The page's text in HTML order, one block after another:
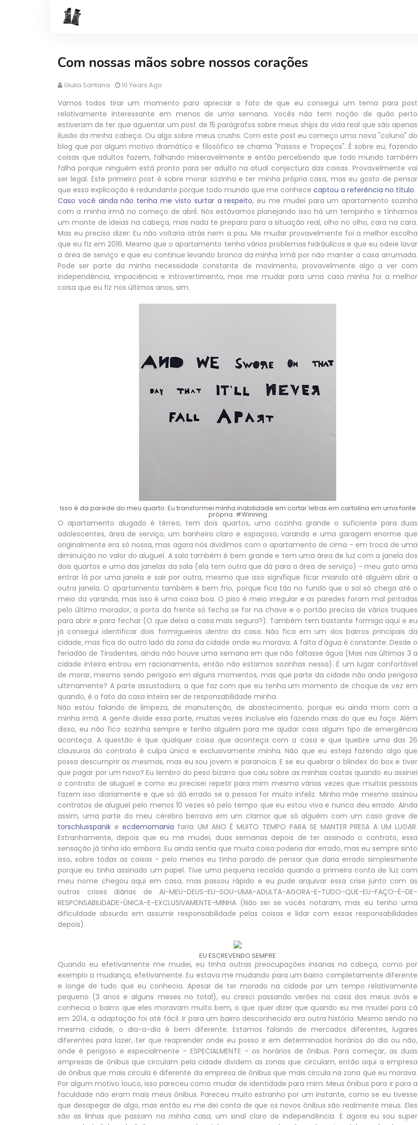
Com nossas mãos sobre nossos corações
Giulia Santana 10 Years Ago
Vamos todos tirar um momento para apreciar o fato de que eu consegui um tema para post
relativamente interessante em menos de uma semana. Vocês não tem noção de quão perto
estiveram de ter que aguentar um post de 15 parágrafos sobre meus ships da vida real que são apenas
ilusão da minha cabeça. Ou algo sobre meus crushs. Com este post eu começo uma nova "coluna" do
blog que por algum motivo dramático e filosófico se chama "Passos e Tropeços". É sobre eu, fazendo
coisas que adultos fazem, falhando miseravelmente e então percebendo que todo mundo também
falha porque ninguém está pronto para ser adulto na atual conjectura das coisas. Provavelmente vai
ser legal. Este primeiro post é sobre morar sozinha e ter minha própria casa, mas eu gosto de pensar
que essa explicação é redundante porque todo mundo que me conhece captou a referência no título.
Caso você ainda não tenha me visto surtar a respeito, eu me mudei para um apartamento sozinha
com a minha irmã no começo de abril. Nós estávamos planejando isso há um tempinho e tínhamos
um monte de ideias na cabeça, mas nada te prepara para a situação real, olho no olho, cara na cara.
Mas eu preciso dizer: Eu não voltaria atrás nem a pau. Me mudar provavelmente foi a melhor escolha
que eu fiz em 2016. Mesmo que o apartamento tenha vários problemas hidráulicos e que eu odeie lavar
a área de serviço e que eu continue levando bronca da minha irmã por não manter a casa arrumada.
Pode ser parte da minha necessidade constante de movimento, provavelmente algo a ver com
independência, impaciência e introvertimento, mas me mudar para uma casa minha foi a melhor
coisa que eu fiz nos últimos anos, sim.
Isso é da parede do meu quarto. Eu transformei minha inabilidade em cortar letras em cartolina em uma fonte
própria. #Winning
O apartamento alugado é térreo, tem dois quartos, uma cozinha grande o suficiente para duas
adolescentes, área de serviço, um banheiro claro e espaçoso, varanda e uma garagem enorme que
originalmente era só nossa, mas agora nós dividimos com o apartamento de cima - em troca de uma
diminuição no valor do aluguel. A sala também é bem grande e tem uma área de luz com a janela dos
dois quartos e uma das janelas da sala (ela tem outra que dá para a área de serviço) - meu gato ama
entrar lá por uma janela e sair por outra, mesmo que isso signifique ficar miando até alguém abrir a
outra janela. O apartamento também é bem frio, porque fica tão no fundo que o sol só chega até o
meio da varanda, mas isso é uma coisa boa. O piso é meio irregular e as paredes foram mal pintadas
pelo último morador, a porta da frente só fecha se for na chave e o portão precisa de vários truques
para abrir e para fechar (O que deixa a casa mais segura?). Também tem bastante formiga aqui e eu
já consegui identificar dois formigueiros dentroda casa. Não fica em um dos bairros principais da
cidade, mas fica do outro lado da zona da cidade onde eu morava. A falta d'água é constante: Desde o
feriadão de Tiradentes, ainda não houve uma semana em que não faltasse água (Mas nas últimas 3 a
cidade inteira entrou em racionamento, então não estamos sozinhas nessa). É um lugar confortável
de morar, mesmo sendo perigoso em alguns momentos, mas que parte da cidade não anda perigosa
ultimamente? A parte assustadora, a que faz com que eu tenha um momento de choque de vez em
quando, é o fato da casa inteira ser de responsabilidade minha.
Não estou falando de limpeza, de manutenção, de abastecimento, porque eu ainda moro com a
minha irmã. A gente divide essa parte, muitas vezes inclusive ela fazendo mais do que eu faço. Além
disso, eu não fico sozinha sempre e tenho alguém para me ajudar caso algum tipo de emergência
aconteça. A questão é que qualquer coisa que aconteça com a casa e que quebre uma das 26
clausuras do contrato é culpa única e exclusivamente minha. Não que eu esteja fazendo algo que
possa descumprir as mesmas, mas eu sou jovem e paranoica. E se eu quebrar o blindex do box e tiver
que pagar por um novo? Eu lembro do peso bizarro que caiu sobre as minhas costas quando eu assinei
o contrato de aluguel e como eu precisei repetir para mim mesma várias vezes que muitas pessoas
fazem isso diariamente e que só dá errado se a pessoa for muito infeliz. Minha mãe mesmo assinou
contratos de aluguel pelo menos 10 vezes só pelo tempo que eu estou viva e nunca deu errado. Ainda
assim, uma parte do meu cérebro berrava em um clamor que só alguém com um caso grave de
torschlusspanik e ecdemomania faria: UM ANO É MUITO TEMPO PARA SE MANTER PRESA A UM LUGAR.
Estranhamente, depois que eu me mudei, duas semanas depois de ter assinado o contrato, essa
sensação já tinha ido embora. Eu ainda sentia que muita coisa poderia dar errado, mas eu sempre sinto
isso, sobre todas as coisas - pelo menos eu tinha parado de pensar que daria errado simplesmente
porque eu tinha assinado um papel. Tive uma pequena recaída quando a primeira conta de luz com
meu nome chegou aqui em casa, mas passou rápido e eu pude arquivar essa crise junto com as
outras crises diárias de AI-MEU-DEUS-EU-SOU-UMA-ADULTA-AGORA-E-TUDO-QUE-EU-FAÇO-É-DE-
RESPONSABILIDADE-ÚNICA-E-EXCLUSIVAMENTE-MINHA (Não sei se vocês notaram, mas eu tenho uma
dificuldade absurda em assumir responsabilidade pelas coisas e lidar com essas responsabilidades
depois).
EU ESCREVENDO SEMPRE
Quando eu efetivamente me mudei, eu tinha outras preocupações insanas na cabeça, como por
exemplo a mudança, efetivamente. Eu estava me mudando para um bairro completamente diferente
e longe de tudo que eu conhecia. Apesar de ter morado na cidade por um tempo relativamente
pequeno (3 anos e alguns meses no total), eu cresci passando verões na casa dos meus avós e
conhecia o bairro que eles moravam muito bem, o que quer dizer que quando eu me mudei para cá
em 2014, a adaptação foi até fácil. Ir para um bairro desconhecido era outra história. Mesmo sendo na
mesma cidade, o dia-a-dia é bem diferente. Estamos falando de mercados diferentes, lugares
diferentes para lazer, ter que reaprender onde eu posso ir em determinados horários do dia ou não,
onde é perigoso e especialmente - ESPECIALMENTE - os horários de ônibus. Para começar, as duas
empresas de ônibus que circulam pela cidade dividem as zonas que circulam, então aqui a empresa
de ônibus que mais circula é diferente da empresa de ônibus que mais circula na zona que eu morava.
Por algum motivo louco, isso pareceu como mudar de identidade para mim. Meus ônibus para ir para a
faculdade não eram mais meus ônibus. Pareceu muito estranho por um instante, como se eu tivesse
que desapegar de algo, mas então eu me dei conta de que os novos ônibus são realmente meus. Eles
são as linhas que passam na minha casa, um sinal claro de independência. E agora eu sou super